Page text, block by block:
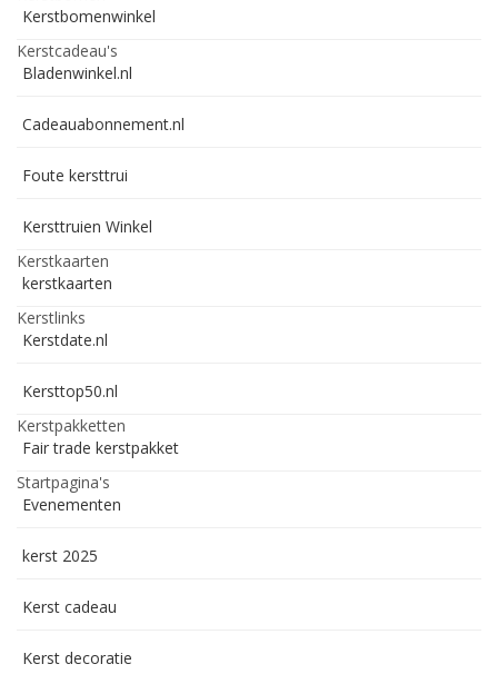
Kerstbomenwinkel
Kerstcadeau's
Bladenwinkel.nl
Cadeauabonnement.nl
Foute kersttrui
Kersttruien Winkel
Kerstkaarten
kerstkaarten
Kerstlinks
Kerstdate.nl
Kersttop50.nl
Kerstpakketten
Fair trade kerstpakket
Startpagina's
Evenementen
kerst 2025
Kerst cadeau
Kerst decoratie